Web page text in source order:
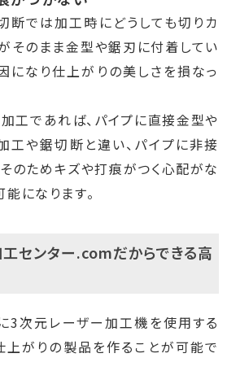
断では加工時にどうしても切りカ
そのまま金型や鋸刃に付着してい
になり仕上がりの美しさを損なっ
工であれば、パイプに直接金型や
工や鋸切断と違い、パイプに非接
のためキズや打痕がつく心配がな
になります。
センター.comだからできる高
3次元レーザー加工機を使用する
上がりの製品を作ることが可能で